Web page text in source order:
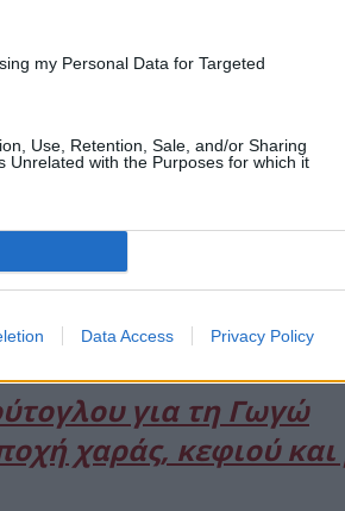
my Personal Data for Targeted
Use, Retention, Sale, and/or Sharing
Unrelated with the Purposes for which it
Data Access Privacy Policy
για τη Γωγώ
χαράς, κεφιού και